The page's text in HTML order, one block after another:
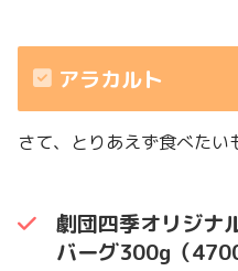
アラカルト
さて、とりあえず食べた
劇団四季オリジナ
バーグ300g（